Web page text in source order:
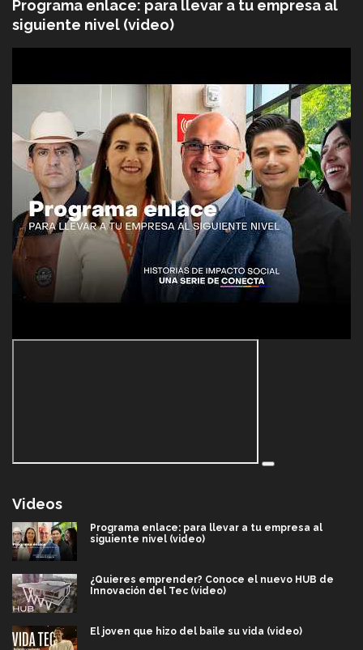
Programa enlace: para llevar a tu empresa al
siguiente nivel (video)
Videos
Programa enlace: para llevar a tu empresa al
siguiente nivel (video)
¿Quieres emprender? Conoce el nuevo HUB de
Innovación del Tec (video)
El joven que hizo del baile su vida (video)